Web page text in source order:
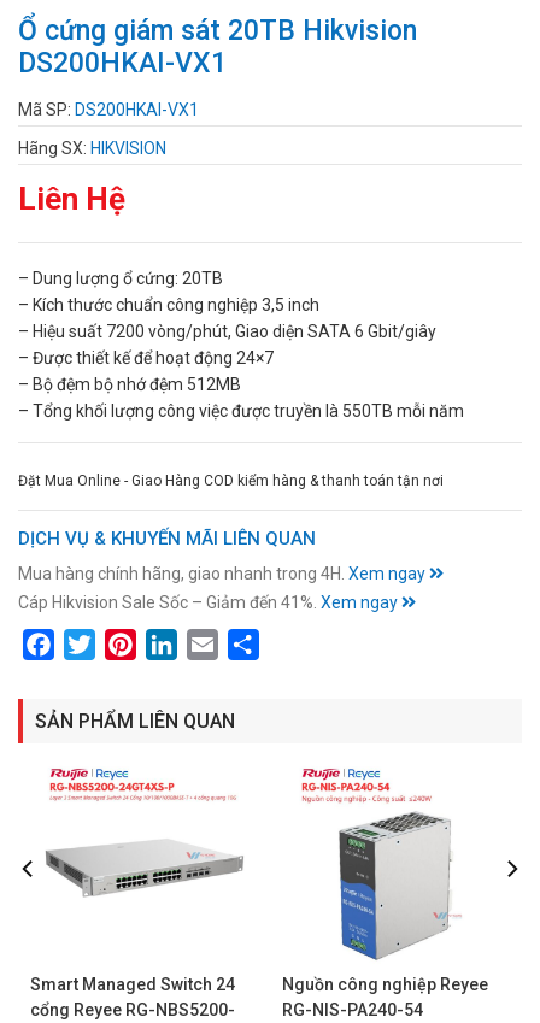
Ổ cứng giám sát 20TB Hikvision
DS200HKAI-VX1
Mã SP: DS200HKAI-VX1
Hãng SX: HIKVISION
Liên Hệ
– Dung lượng ổ cứng: 20TB
– Kích thước chuẩn công nghiệp 3,5 inch
– Hiệu suất 7200 vòng/phút, Giao diện SATA 6 Gbit/giây
– Được thiết kế để hoạt động 24×7
– Bộ đệm bộ nhớ đệm 512MB
– Tổng khối lượng công việc được truyền là 550TB mỗi năm
Đặt Mua Online - Giao Hàng COD kiểm hàng & thanh toán tận nơi
DỊCH VỤ & KHUYẾN MÃI LIÊN QUAN
Mua hàng chính hãng, giao nhanh trong 4H. Xem ngay
Cáp Hikvision Sale Sốc – Giảm đến 41%. Xem ngay
FacebookTwitterPinterestLinkedIn
Email
SẢN PHẨM LIÊN QUAN
Smart Managed Switch 24
cổng Reyee RG-NBS5200-
Nguồn công nghiệp Reyee
RG-NIS-PA240-54